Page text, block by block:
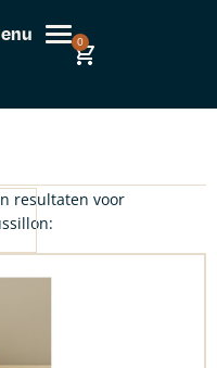
0
resultaten voor